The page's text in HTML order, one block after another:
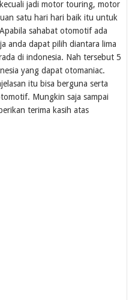
jadi motor touring, motor
satu hari hari baik itu untuk
sahabat otomotif ada
anda dapat pilih diantara lima
di indonesia. Nah tersebut 5
yang dapat otomaniac.
itu bisa berguna serta
Mungkin saja sampai
terima kasih atas